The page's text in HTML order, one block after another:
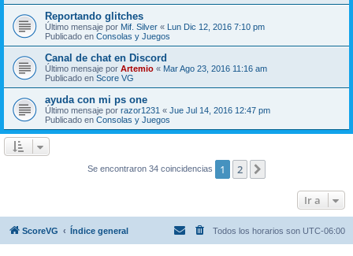
Reportando glitches
Último mensaje por Mif. Silver « Lun Dic 12, 2016 7:10 pm
Publicado en Consolas y Juegos
Canal de chat en Discord
Último mensaje por Artemio « Mar Ago 23, 2016 11:16 am
Publicado en Score VG
ayuda con mi ps one
Último mensaje por razor1231 « Jue Jul 14, 2016 12:47 pm
Publicado en Consolas y Juegos
Se encontraron 34 coincidencias 1 2
Ir a
ScoreVG Índice general Todos los horarios son UTC-06:00